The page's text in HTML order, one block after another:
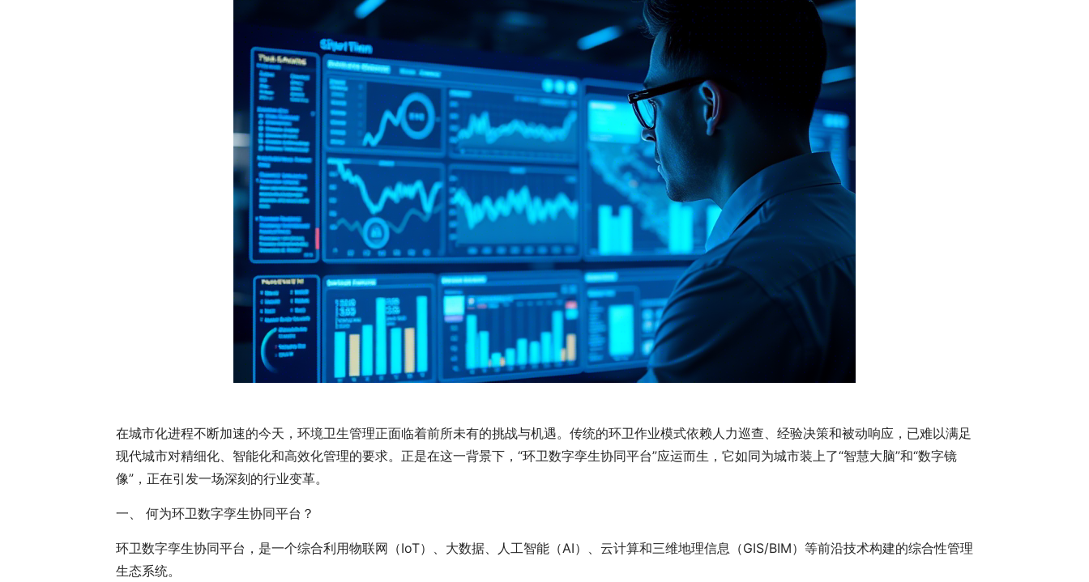
在城市化进程不断加速的今天，环境卫生管理正面临着前所未有的挑战与机遇。传统的环卫作业模式依赖人力巡查、经验决策和被动响应，已难以满足
现代城市对精细化、智能化和高效化管理的要求。正是在这一背景下，“环卫数字孪生协同平台”应运而生，它如同为城市装上了“智慧大脑”和“数字镜
像”，正在引发一场深刻的行业变革。
一、 何为环卫数字孪生协同平台？
环卫数字孪生协同平台，是一个综合利用物联网（IoT）、大数据、人工智能（AI）、云计算和三维地理信息（GIS/BIM）等前沿技术构建的综合性管理
生态系统。